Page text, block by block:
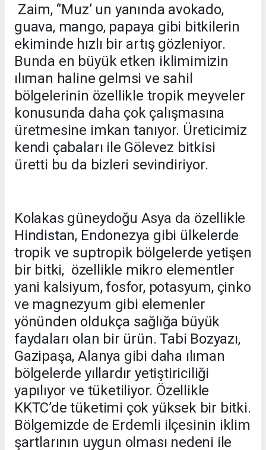
Zaim, ‘’Muz’ un yanında avokado,
guava, mango, papaya gibi bitkilerin
ekiminde hızlı bir artış gözleniyor.
Bunda en büyük etken iklimimizin
ılıman haline gelmsi ve sahil
bölgelerinin özellikle tropik meyveler
konusunda daha çok çalışmasına
üretmesine imkan tanıyor. Üreticimiz
kendi çabaları ile Gölevez bitkisi
üretti bu da bizleri sevindiriyor.
Kolakas güneydoğu Asya da özellikle
Hindistan, Endonezya gibi ülkelerde
tropik ve suptropik bölgelerde yetişen
bir bitki, özellikle mikro elementler
yani kalsiyum, fosfor, potasyum, çinko
ve magnezyum gibi elemenler
yönünden oldukça sağlığa büyük
faydaları olan bir ürün. Tabi Bozyazı,
Gazipaşa, Alanya gibi daha ılıman
bölgelerde yıllardır yetiştiriciliği
yapılıyor ve tüketiliyor. Özellikle
KKTC’de tüketimi çok yüksek bir bitki.
Bölgemizde de Erdemli ilçesinin iklim
şartlarının uygun olması nedeni ile